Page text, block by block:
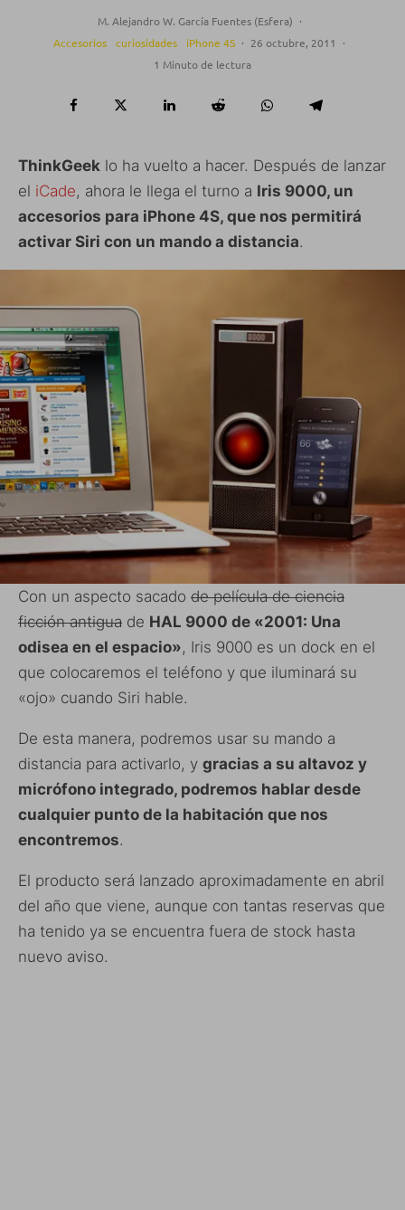
M. Alejandro W. García Fuentes (Esfera) ·
Accesorios
curiosidades iPhone 4S · 26 octubre, 2011
·
1 Minuto de lectura
ThinkGeek lo ha vuelto a hacer. Después de lanzar
el iCade, ahora le llega el turno a Iris 9000, un
accesorios para iPhone 4S, que nos permitirá
activar Siri con un mando a distancia.
Con un aspecto sacado de película de ciencia
ficción antigua de HAL 9000 de «2001: Una
odisea en el espacio», Iris 9000 es un dock en el
que colocaremos el teléfono y que iluminará su
«ojo» cuando Siri hable.
De esta manera, podremos usar su mando a
distancia para activarlo, y gracias a su altavoz y
micrófono integrado, podremos hablar desde
cualquier punto de la habitación que nos
encontremos.
El producto será lanzado aproximadamente en abril
del año que viene, aunque con tantas reservas que
ha tenido ya se encuentra fuera de stock hasta
nuevo aviso.